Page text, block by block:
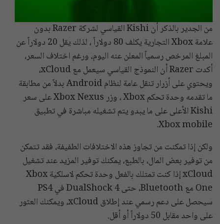
من الجدير بالذكر أن Kishi القياسي لشركة Razer بدون
علامة Xbox التجارية يكلف 80 دولاراً ، لذلك يقل 20 دولاراً عن
المبلغ المرخص رسمياً المعلن عنه اليوم، ورغم اختلاف السعر،
أكدت Razer أن النموذج القياسي سيعمل مع xCloud،
ويحتوي على أزرار تنقل عامة لنظام Android بدلاً من مطابقة
ما تقدمه وحدة تحكم Xbox ، وزر Xbox Nexus على سعر
Kishi الأعلى على ما يبدو يتم تشغيله مباشرة في تطبيق
Xbox mobile.
ولكن إذا تمكنت من تجاوز هذه الاختلافات الطفيفة، فقد تتمكن
من توفير بعض المال، بالطبع، يمكنك توفير المزيد عند تشغيل
xCloud إذا كنت تمتلك بالفعل وحدة تحكم لاسلكية Xbox
One مع Bluetooth، حتى DualShock 4 في PS4
سيحصل على دعم رسمي عند إطلاق xCloud، ويمكنك العثور
على واحد مقابل 50 دولاراً أو أقل.